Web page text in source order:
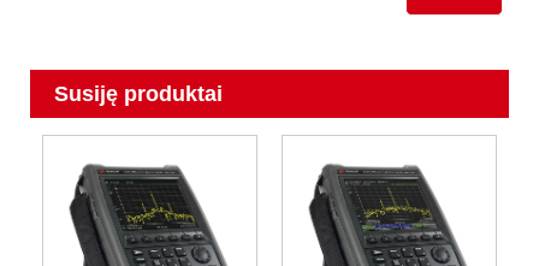
Susiję produktai